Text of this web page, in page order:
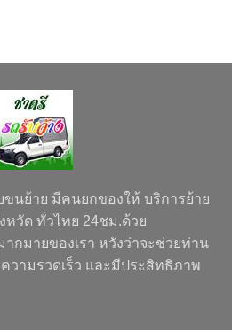
ขนย้าย มีคนยกของให้ บริการย้าย
หวัด ทั่วไทย 24ชม.ด้วย
กมายของเรา หวังว่าจะช่วยท่าน
วามรวดเร็ว และมีประสิทธิภาพ